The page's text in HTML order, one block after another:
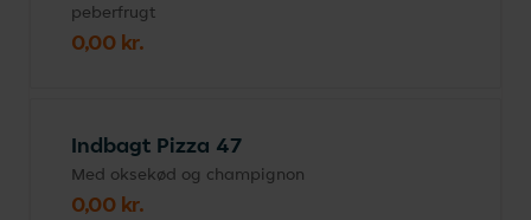
peberfrugt
0,00 kr.
Indbagt Pizza 47
Med oksekød og champignon
0,00 kr.